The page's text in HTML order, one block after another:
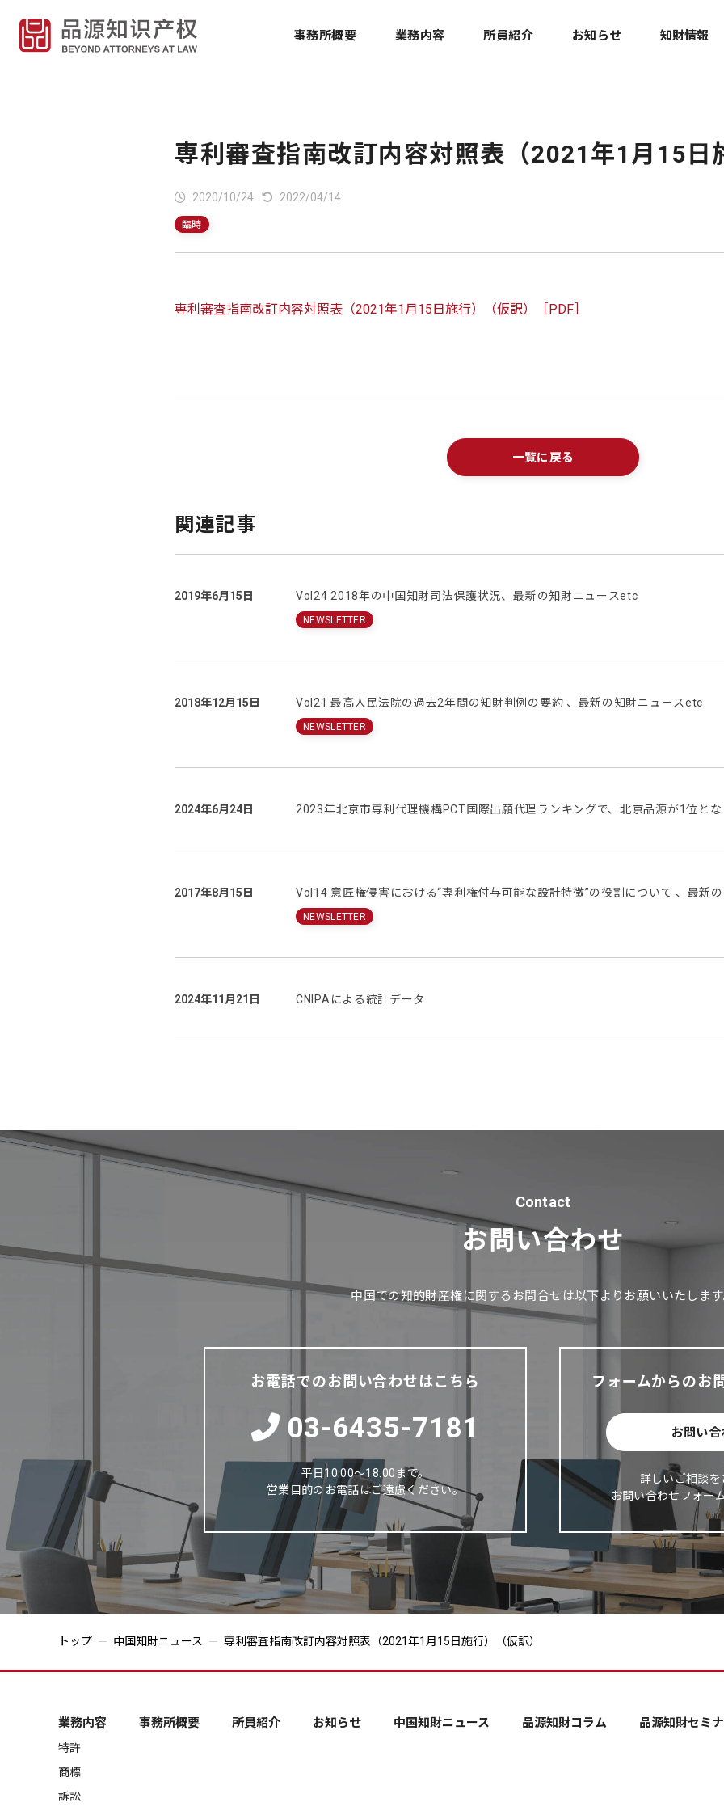
事務所概要 業務内容 所員紹介 お知らせ 知財情報
専利審査指南改訂内容対照表（2021年1月15日
2020/10/24 2022/04/14
臨時
専利審査指南改訂内容対照表（2021年1月15日施行）（仮訳）［PDF］
一覧に戻る
関連記事
2019年6月15日 Vol24 2018年の中国知財司法保護状況、最新の知財ニュースetc
NEWSLETTER
2018年12月15日 Vol21 最高人民法院の過去2年間の知財判例の要約 、最新の知財ニュースetc
NEWSLETTER
2024年6月24日 2023年北京市専利代理機構PCT国際出願代理ランキングで、北京品源が1位とな
2017年8月15日 Vol14 意匠権侵害における“専利権付与可能な設計特徴”の役割について 、最新
NEWSLETTER
2024年11月21日 CNIPAによる統計データ
Contact
お問い合わせ
中国での知的財産権に関するお問合せは以下よりお願いいたします
お電話でのお問い合わせはこちら
03-6435-7181
平日10:00～18:00まで。
営業目的のお電話はご遠慮ください。
フォームからのお
お問い合
詳しいご相談
お問い合わせフォー
トップ 中国知財ニュース 専利審査指南改訂内容対照表（2021年1月15日施行）（仮訳）
業務内容
特許
商標
訴訟
事務所概要 所員紹介 お知らせ 中国知財ニュース 品源知財コラム 品源知財セミ